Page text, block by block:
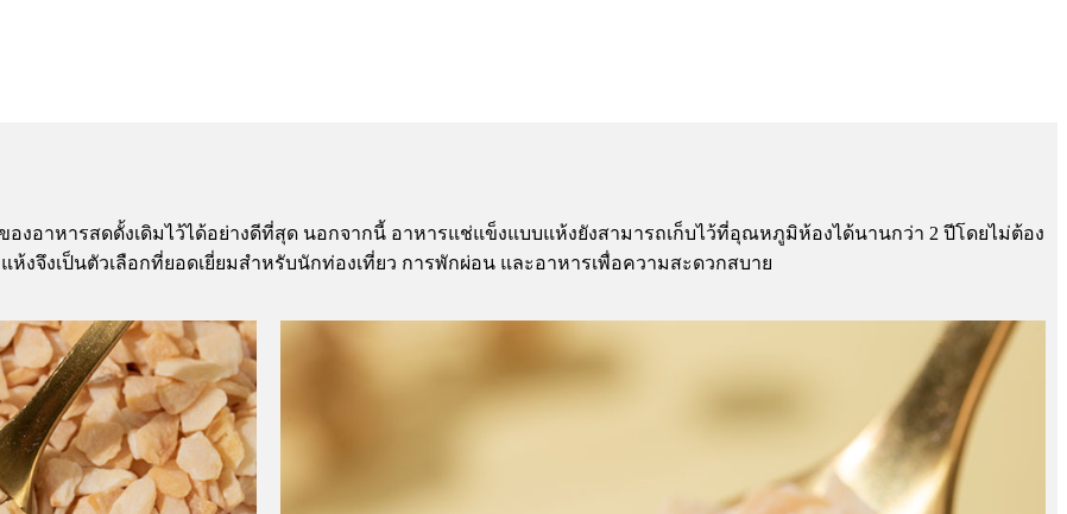
งอาหารสดดั้งเดิมไว้ได้อย่างดีที่สุด นอกจากนี้ อาหารแช่แข็งแบบแห้งยังสามารถเก็บไว้ที่อุณหภูมิห้องได้นานกว่า 2 ปีโดยไม่ต้อง
จึงเป็นตัวเลือกที่ยอดเยี่ยมสำหรับนักท่องเที่ยว การพักผ่อน และอาหารเพื่อความสะดวกสบาย